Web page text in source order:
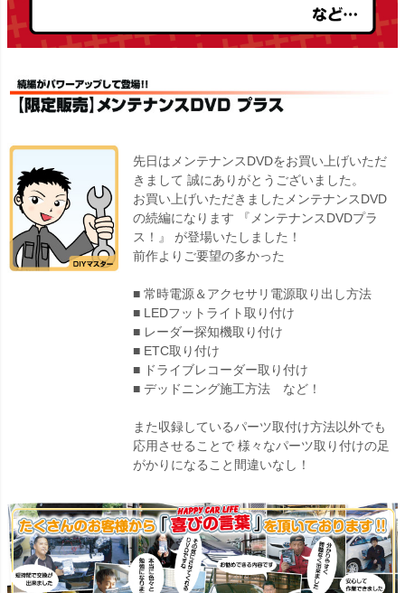
先日はメンテナンスDVDをお買い上げいただ
きまして 誠にありがとうございました。
お買い上げいただきましたメンテナンスDVD
の続編になります 『メンテナンスDVDプラ
ス！』 が登場いたしました！
前作よりご要望の多かった
■ 常時電源＆アクセサリ電源取り出し方法
■ LEDフットライト取り付け
■ レーダー探知機取り付け
■ ETC取り付け
■ ドライブレコーダー取り付け
■ デッドニング施工方法 など！
また収録しているパーツ取付け方法以外でも
応用させることで 様々なパーツ取り付けの足
がかりになること間違いなし！